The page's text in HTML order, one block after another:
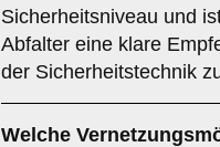
Sicherheitsniveau und
Abfalter eine klare
der Sicherheitstechnik
Welche